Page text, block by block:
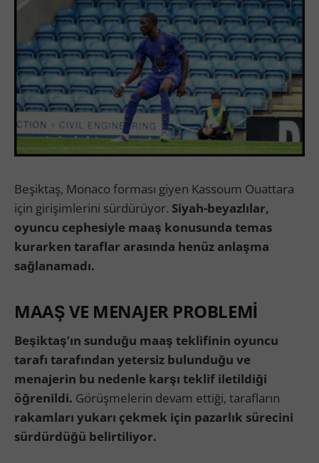
Beşiktaş, Monaco forması giyen Kassoum Ouattara
için girişimlerini sürdürüyor. Siyah-beyazlılar,
oyuncu cephesiyle maaş konusunda temas
kurarken taraflar arasında henüz anlaşma
sağlanamadı.
MAAŞ VE MENAJER PROBLEMİ
Beşiktaş’ın sunduğu maaş teklifinin oyuncu
tarafı tarafından yetersiz bulunduğu ve
menajerin bu nedenle karşı teklif iletildiği
öğrenildi. Görüşmelerin devam ettiği, tarafların
rakamları yukarı çekmek için pazarlık sürecini
sürdürdüğü belirtiliyor.